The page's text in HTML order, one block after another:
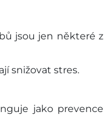
jsou jen některé z
snižovat stres.
jako prevence